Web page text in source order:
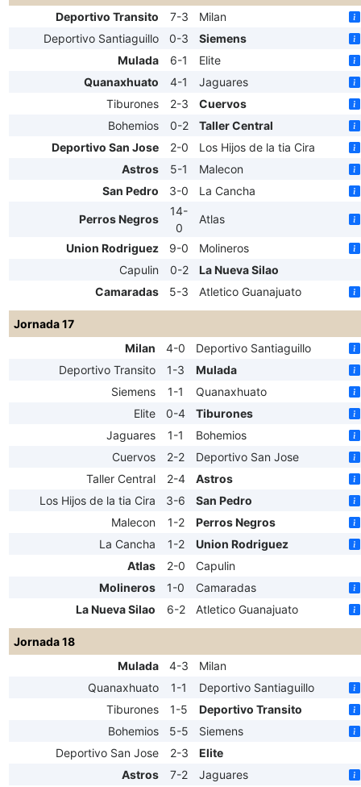
Deportivo Transito
7-3
Milan
Deportivo Santiaguillo
0-3
Siemens
Mulada
6-1
Elite
Quanaxhuato
4-1
Jaguares
Tiburones
2-3
Cuervos
Bohemios
0-2
Taller Central
Deportivo San Jose
2-0
Los Hijos de la tia Cira
Astros
5-1
Malecon
San Pedro
3-0 La Cancha
Perros Negros
14-
0
Atlas
Union Rodriguez 9-0
Molineros
Capulin
0-2
La Nueva Silao
Camaradas
5-3 Atletico Guanajuato
Jornada 17
Milan
4-0
Deportivo Santiaguillo
Deportivo Transito
1-3
Mulada
Siemens
1-1
Quanaxhuato
Elite
0-4
Tiburones
Jaguares
1-1
Bohemios
Cuervos
2-2
Deportivo San Jose
Taller Central
2-4
Astros
Los Hijos de la tia Cira
3-6
San Pedro
Malecon
1-2
Perros Negros
La Cancha
1-2
Union Rodriguez
Atlas
2-0
Capulin
Molineros
1-0
Camaradas
La Nueva Silao
6-2 Atletico Guanajuato
Jornada 18
Mulada
4-3
Milan
Quanaxhuato
1-1
Deportivo Santiaguillo
Tiburones
1-5
Deportivo Transito
Bohemios
5-5
Siemens
Deportivo San Jose
2-3
Elite
Astros
7-2 Jaguares